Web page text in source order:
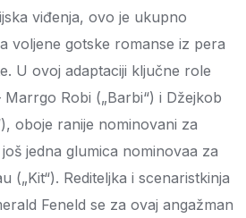
viđenja, ovo je ukupno
voljene gotske romanse iz pera
U ovoj adaptaciji ključne role
Robi („Barbi“) i Džejkob
oboje ranije nominovani za
jedna glumica nominovaa za
(„Kit“). Rediteljka i scenaristkinja
Feneld se za ovaj angažman